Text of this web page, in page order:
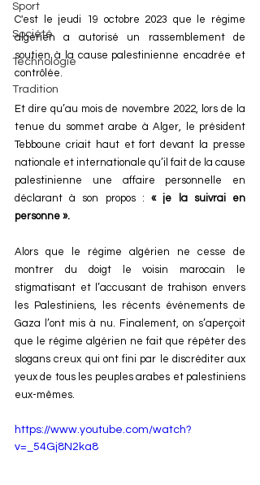
Sport
Société
Technologie
Tradition
C'est le jeudi 19 octobre 2023 que le régime
algérien a autorisé un rassemblement de
soutien à la cause palestinienne encadrée et
contrôlée.
Et dire qu’au mois de novembre 2022, lors de la
tenue du sommet arabe à Alger, le président
Tebboune criait haut et fort devant la presse
nationale et internationale qu’il fait de la cause
palestinienne une affaire personnelle en
déclarant à son propos : « je la suivrai en
personne ».
Alors que le régime algérien ne cesse de
montrer du doigt le voisin marocain le
stigmatisant et l’accusant de trahison envers
les Palestiniens, les récents événements de
Gaza l’ont mis à nu. Finalement, on s’aperçoit
que le régime algérien ne fait que répéter des
slogans creux qui ont fini par le discréditer aux
yeux de tous les peuples arabes et palestiniens
eux-mêmes.
https://www.youtube.com/watch?
v=_54Gj8N2ka8